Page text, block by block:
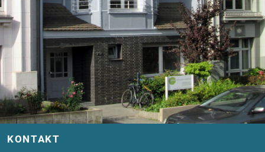
KONTAKT